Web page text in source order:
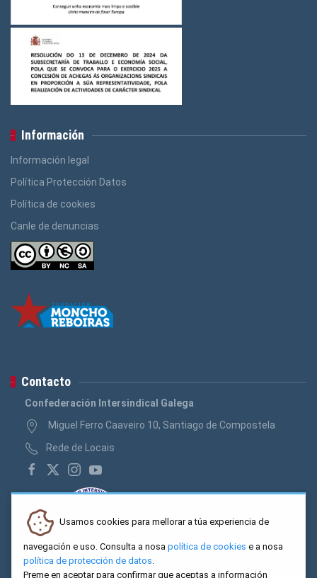
Información
Información legal
Política Protección Datos
Política de cookies
Canle de denuncias
Contacto
Confederación Intersindical Galega
Miguel Ferro Caaveiro 10, Santiago de Compostela
Rede de Locais
Usamos cookies para mellorar a túa experiencia de
navegación e uso. Consulta a nosa política de cookies e a nosa
política de protección de datos.
Preme en aceptar para confirmar que aceptas a información